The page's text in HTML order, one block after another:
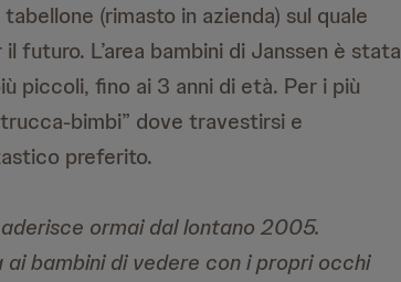
(rimasto in azienda) sul quale
futuro. L’area bambini di Janssen è stata
piccoli, fino ai 3 anni di età. Per i più
bimbi” dove travestirsi e
preferito.
ormai dal lontano 2005.
bambini di vedere con i propri occhi